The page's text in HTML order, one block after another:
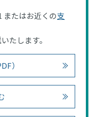
またはお近くの支
たします。
）